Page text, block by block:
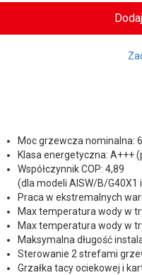
Moc grzewcza nominalna:
Klasa energetyczna: A+++
Współczynnik COP: 4,89
(dla modeli AISW/B/G40X1
Praca w ekstremalnych
Max temperatura wody w
Max temperatura wody w
Maksymalna długość
Sterowanie 2 strefami
Grzałka tacy ociekowej i